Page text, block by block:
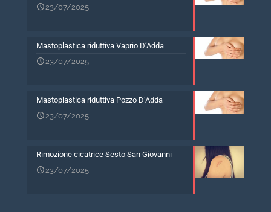
23/07/2025
Mastoplastica riduttiva Vaprio D’Adda
23/07/2025
Mastoplastica riduttiva Pozzo D’Adda
23/07/2025
Rimozione cicatrice Sesto San Giovanni
23/07/2025